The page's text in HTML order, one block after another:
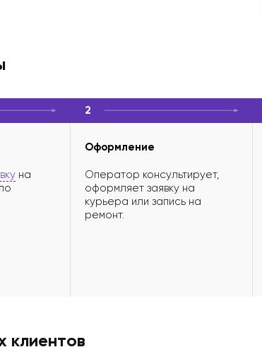
на
2
Оформление
Оператор консультирует,
оформляет заявку на
курьера или запись на
ремонт.
клиентов